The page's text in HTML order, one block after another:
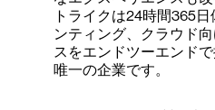
トライクは24時間365
ンティング、クラウド
スをエンドツーエンド
唯一の企業です。